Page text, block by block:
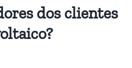
dos clientes